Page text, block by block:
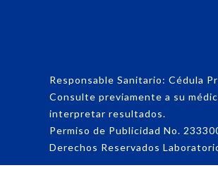
Responsable Sanitario: Cédula
Consulte previamente a su
interpretar resultados.
Permiso de Publicidad No.
Derechos Reservados